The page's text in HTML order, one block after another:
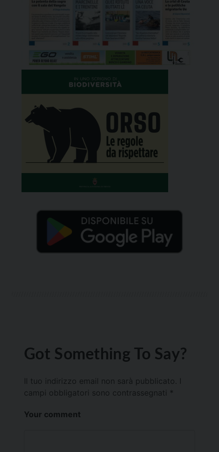
Got Something To Say?
Il tuo indirizzo email non sarà pubblicato.
campi obbligatori sono contrassegnati *
Your comment